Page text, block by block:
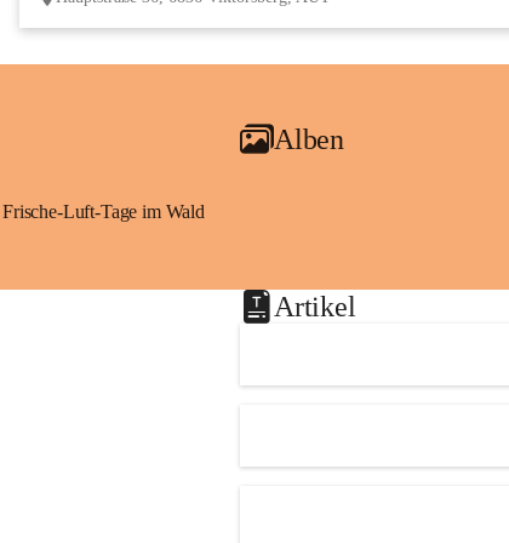
Alben
Frische-Luft-Tage im Wald
Artikel